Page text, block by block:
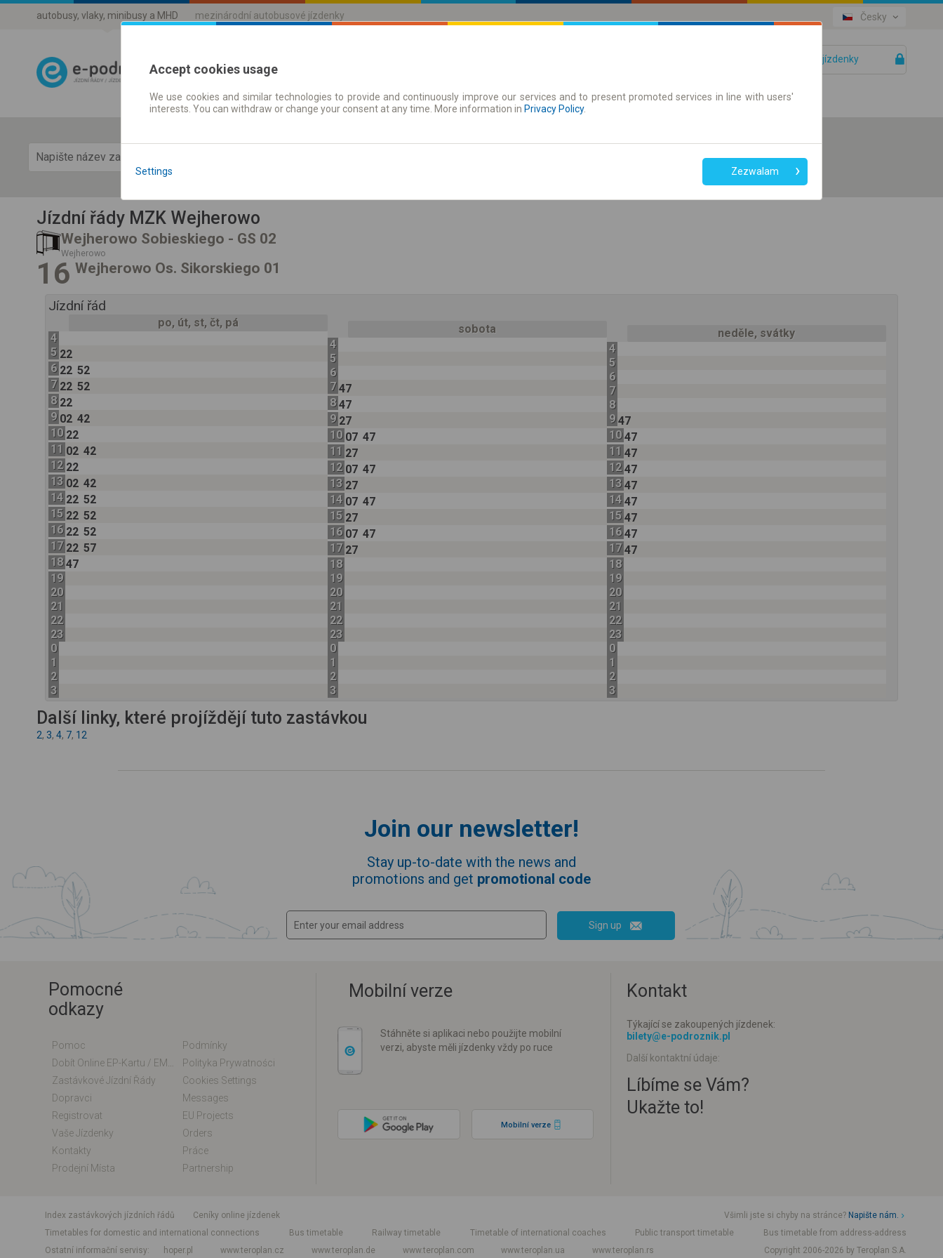
autobusy, vlaky, minibusy a MHD mezinárodní autobusové jízdenky Česky
Vaše jízdenky
Jízdni řády a jízdenky Časové jízdenky
Jízdní řády MZK Wejherowo
Wejherowo Sobieskiego - GS 02
Wejherowo
16 Wejherowo Os. Sikorskiego 01
Jízdní řád
po, út, st, čt, pá
4
5 22
6 22 52
7 22 52
8 22
9 02 42
10 22
11 02 42
12 22
13 02 42
14 22 52
15 22 52
16 22 52
17 22 57
18 47
19
20
21
22
23
0
1
2
3
sobota
4
5
6
7 47
8 47
9 27
10 07 47
11 27
12 07 47
13 27
14 07 47
15 27
16 07 47
17 27
18
19
20
21
22
23
0
1
2
3
neděle, svátky
4
5
6
7
8
9 47
10 47
11 47
12 47
13 47
14 47
15 47
16 47
17 47
18
19
20
21
22
23
0
1
2
3
Další linky, které projíždějí tuto zastávkou
2, 3, 4, 7, 12
Join our newsletter!
Stay up-to-date with the news and
promotions and get promotional code
Sign up
Pomocné
odkazy
Pomoc
Podmínky
Polityka Prywatności
Zastávkové Jízdní Řády
Cookies Settings
Dopravci
Messages
Registrovat
EU Projects
Vaše Jízdenky
Orders
Kontakty
Práce
Prodejní Místa
Partnership
Mobilní verze
Stáhněte si aplikaci nebo použijte mobilní
verzi, abyste měli jízdenky vždy po ruce
Mobilní verze
Kontakt
Týkající se zakoupených jízdenek:
bilety@e-podroznik.pl
Další kontaktní údaje:
Líbíme se Vám?
Ukažte to!
index zastávkových jízdních řádů Ceníky online jízdenek Všimli jste si chyby na stránce? Napište nám.
Timetables for domestic and international connections
Bus timetable Railway timetable Timetable of international coaches Public transport timetable
Bus timetable from address-address
Ostatní informační servisy
hoper.pl www.teroplan.cz www.teroplan.de www.teroplan.com www.teroplan.ua www.teroplan.rs Copyright 2006-2026 by Teroplan S.A.
Accept cookies usage
We use cookies and similar technologies to provide and continuously improve our services and to present promoted services in line with users'
interests. You can withdraw or change your consent at any time. More information in Privacy Policy.
Settings Zezwalam